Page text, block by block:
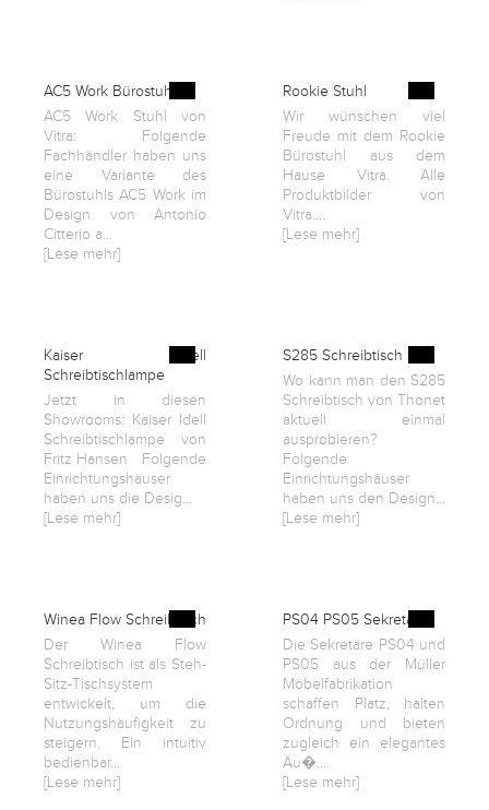
AC5 Work Bürostuhl
AC5 Work Stuhl von
Vitra: Folgende
Fachhändler haben uns
eine Variante des
Bürostuhls AC5 Work im
Design von Antonio
Citterio a...
[Lese mehr]
Rookie Stuhl
Wir wünschen viel
Freude mit dem Rookie
Bürostuhl aus dem
Hause Vitra. Alle
Produktbilder von
Vitra....
[Lese mehr]
Kaiser Idell
Schreibtischlampe
Jetzt in diesen
Showrooms: Kaiser Idell
Schreibtischlampe von
Fritz Hansen Folgende
Einrichtungshäuser
haben uns die Desig...
[Lese mehr]
S285 Schreibtisch
Wo kann man den S285
Schreibtisch von Thonet
aktuell einmal
ausprobieren?
Folgende
Einrichtungshäuser
haben uns den Design...
[Lese mehr]
Winea Flow Schreibtisch
Der Winea Flow
Schreibtisch ist als Steh-
Sitz-Tischsystem
entwickelt, um die
Nutzungshäufigkeit zu
steigern. Ein intuitiv
bedienbar...
[Lese mehr]
PS04 PS05 Sekretär
Die Sekretäre PS04 und
PS05 aus der Müller
Möbelfabrikation
schaffen Platz, halten
Ordnung und bieten
zugleich ein elegantes
Äu�...
[Lese mehr]